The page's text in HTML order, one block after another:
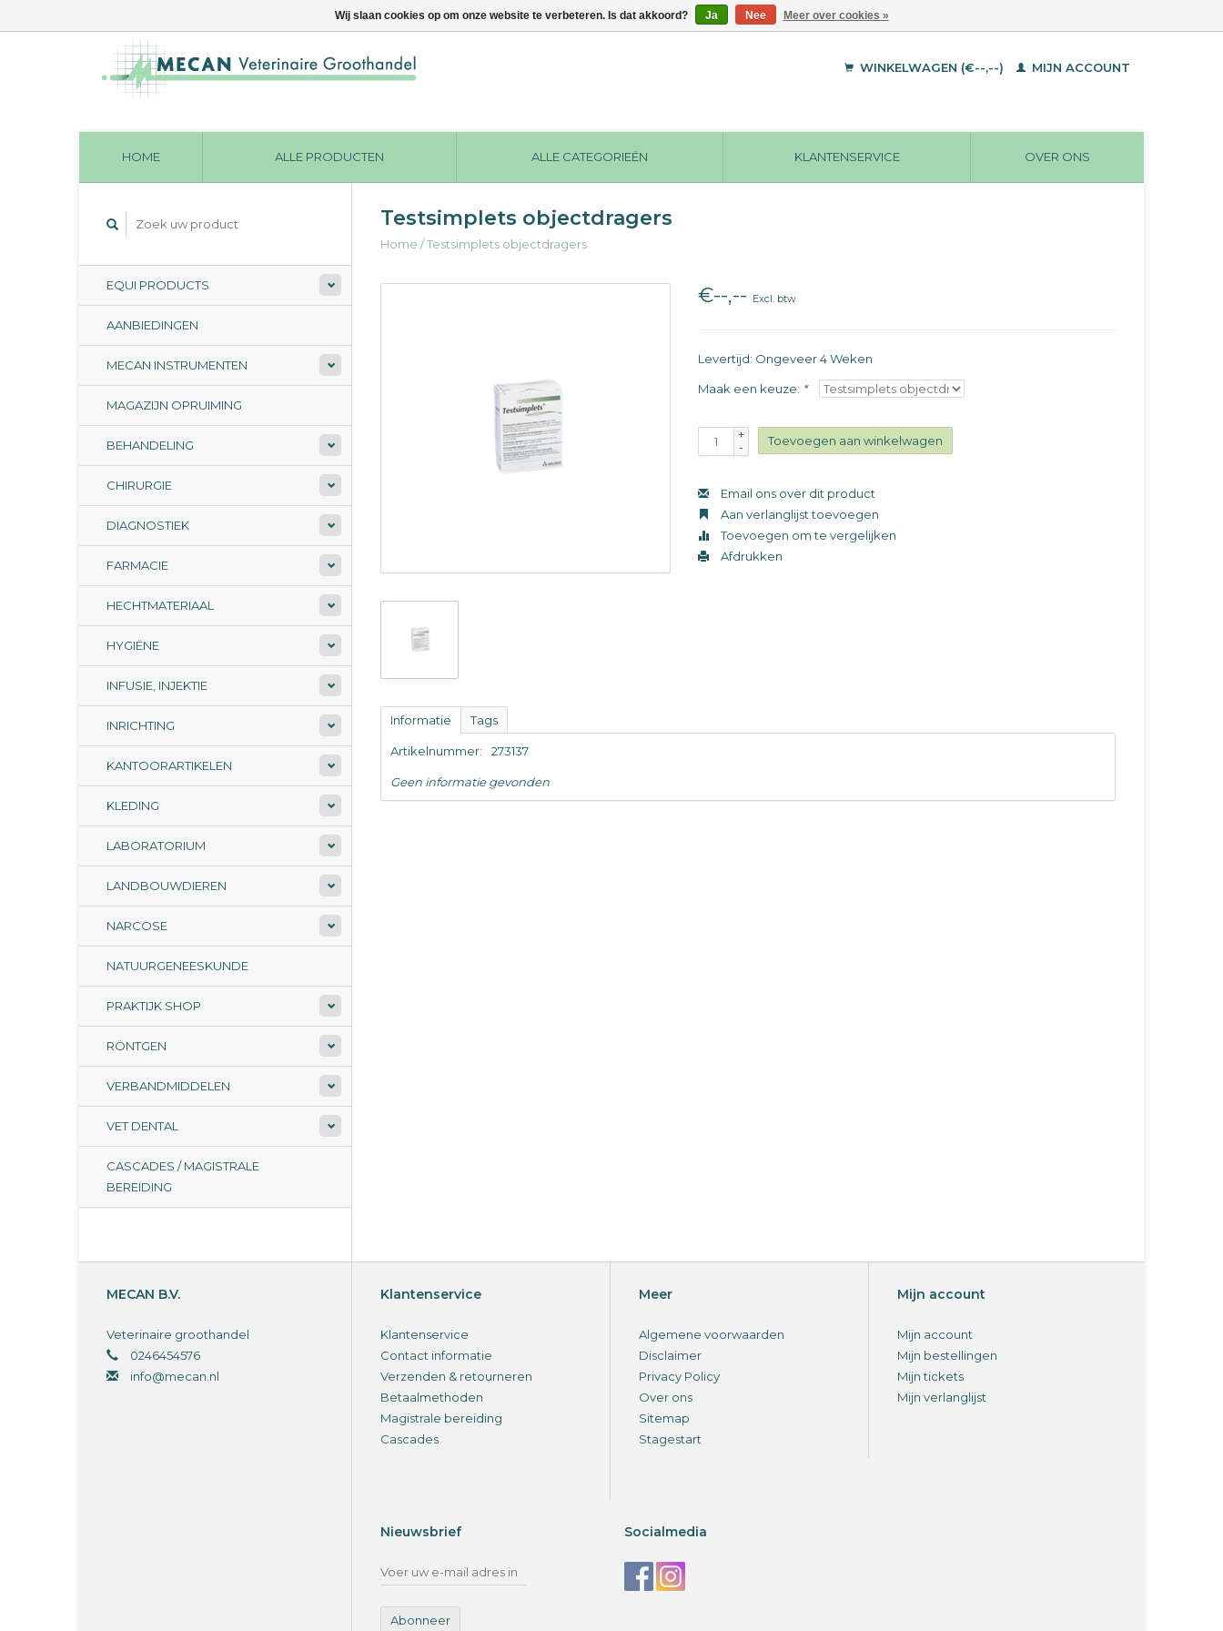
WINKELWAGEN (€--,--) MIJN ACCOUNT
HOME ALLE PRODUCTEN ALLE CATEGORIEËN KLANTENSERVICE OVER ONS
EQUI PRODUCTS
AANBIEDINGEN
MECAN INSTRUMENTEN
MAGAZIJN OPRUIMING
BEHANDELING
CHIRURGIE
DIAGNOSTIEK
FARMACIE
HECHTMATERIAAL
HYGIËNE
INFUSIE, INJEKTIE
INRICHTING
KANTOORARTIKELEN
KLEDING
LABORATORIUM
LANDBOUWDIEREN
NARCOSE
NATUURGENEESKUNDE
PRAKTIJK SHOP
RÖNTGEN
VERBANDMIDDELEN
VET DENTAL
CASCADES / MAGISTRALE
BEREIDING
Testsimplets objectdragers
Home /Testsimplets objectdragers
€--,-- Excl. btw
Levertijd: Ongeveer 4 Weken
Maak een keuze: *
+
-
Toevoegen aan winkelwagen
Email ons over dit product
Aan verlanglijst toevoegen
Toevoegen om te vergelijken
Afdrukken
Informatie Tags
Artikelnummer: 273137
Geen informatie gevonden
MECAN B.V.
Veterinaire groothandel
0246454576
info@mecan.nl
Klantenservice
Klantenservice
Contact informatie
Verzenden & retourneren
Betaalmethoden
Magistrale bereiding
Cascades
Meer
Algemene voorwaarden
Disclaimer
Privacy Policy
Over ons
Sitemap
Stagestart
Mijn account
Mijn account
Mijn bestellingen
Mijn tickets
Mijn verlanglijst
Nieuwsbrief
Abonneer
Socialmedia
Wij slaan cookies op om onze website te verbeteren. Is dat akkoord? Ja Nee Meer over cookies »